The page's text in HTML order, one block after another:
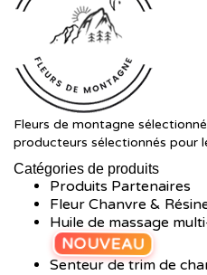
Fleurs de montagne
producteurs sélectionnés pour
Catégories de produits
Produits Partenaires
Fleur Chanvre &
Huile de massage
NOUVEAU
Senteur de trim de